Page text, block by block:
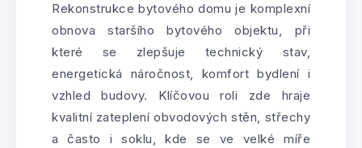
Rekonstrukce bytového domu je komplexní
obnova staršího bytového objektu, při
které se zlepšuje technický stav,
energetická náročnost, komfort bydlení i
vzhled budovy. Klíčovou roli zde hraje
kvalitní zateplení obvodových stěn, střechy
a často i soklu, kde se ve velké míře